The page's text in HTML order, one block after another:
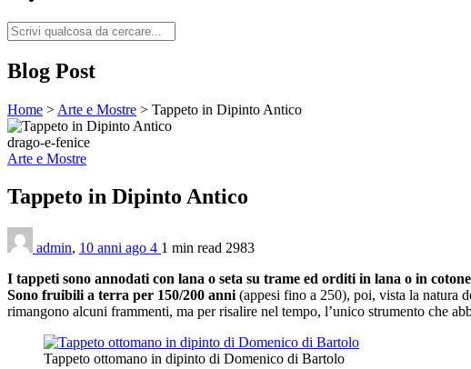
Blog Post
Home > Arte e Mostre > Tappeto in Dipinto Antico
drago-e-fenice
Arte e Mostre
Tappeto in Dipinto Antico
admin, 10 anni ago 4 1 min read 2983
I tappeti sono annodati con lana o seta su trame ed orditi in lana o in cotone
Sono fruibili a terra per 150/200 anni (appesi fino a 250), poi, vista la natura
rimangono alcuni frammenti, ma per risalire nel tempo, l’unico strumento che
Tappeto ottomano in dipinto di Domenico di Bartolo